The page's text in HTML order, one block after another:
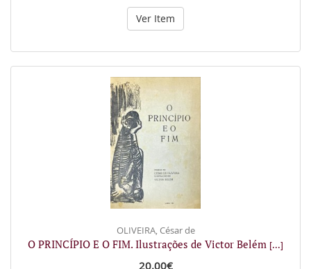
Ver Item
OLIVEIRA, César de
O PRINCÍPIO E O FIM. Ilustrações de Victor Belém [...]
20.00€